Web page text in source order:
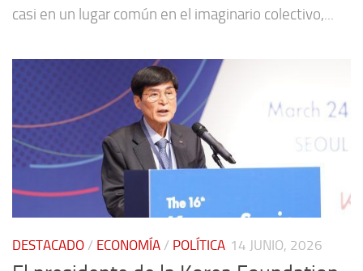
casi en un lugar común en el imaginario colectivo,...
DESTACADO / ECONOMÍA / POLÍTICA 14 JUNIO, 2026